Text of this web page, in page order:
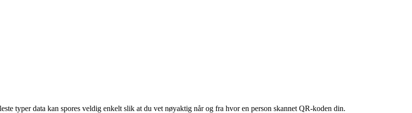
typer data kan spores veldig enkelt slik at du vet nøyaktig når og fra hvor en person skannet QR-koden din.